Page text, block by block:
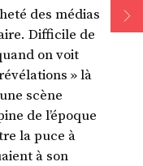
des médias
Difficile de
on voit
» là
scène
de l’époque
la puce à
à son